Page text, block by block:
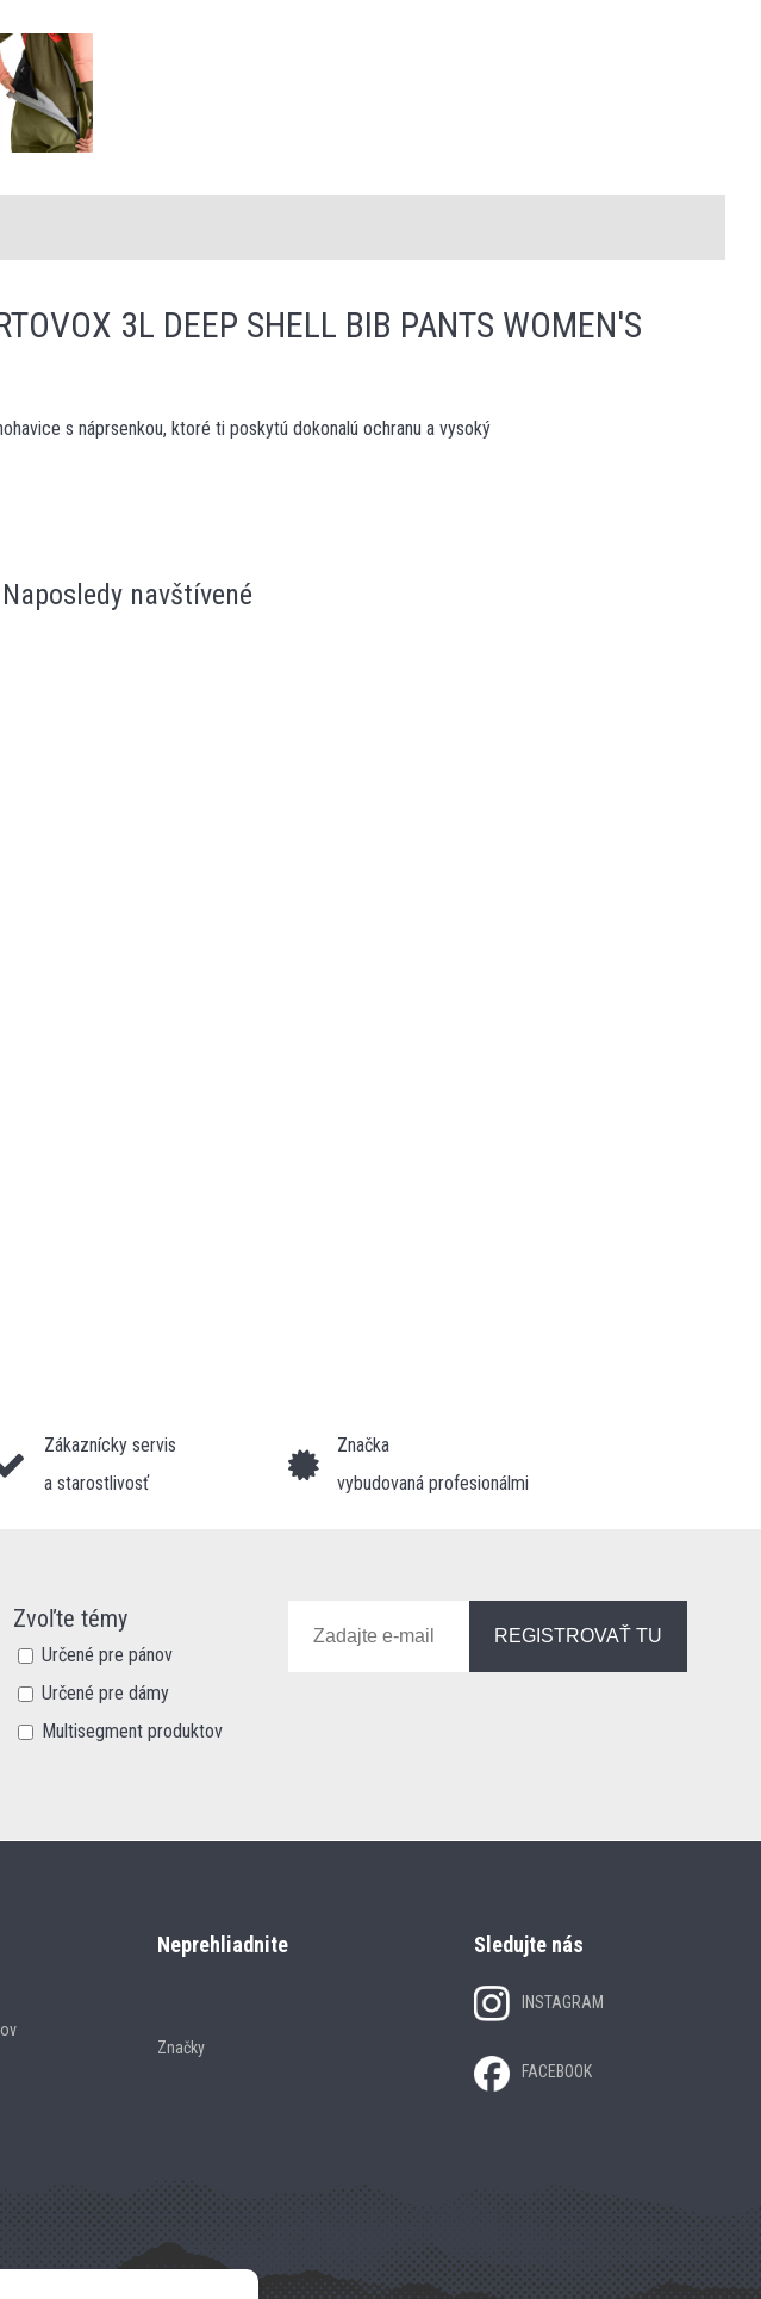
3L DEEP SHELL BIB PANTS WOMEN'S
s náprsenkou, ktoré ti poskytú dokonalú ochranu a vysoký
Naposledy navštívené
Zákaznícky servis
a starostlivosť
Značka
vybudovaná profesionálmi
Zvoľte témy
Určené pre pánov
Určené pre dámy
Multisegment produktov
REGISTROVAŤ TU
Neprehliadnite
Značky
Sledujte nás
INSTAGRAM
FACEBOOK